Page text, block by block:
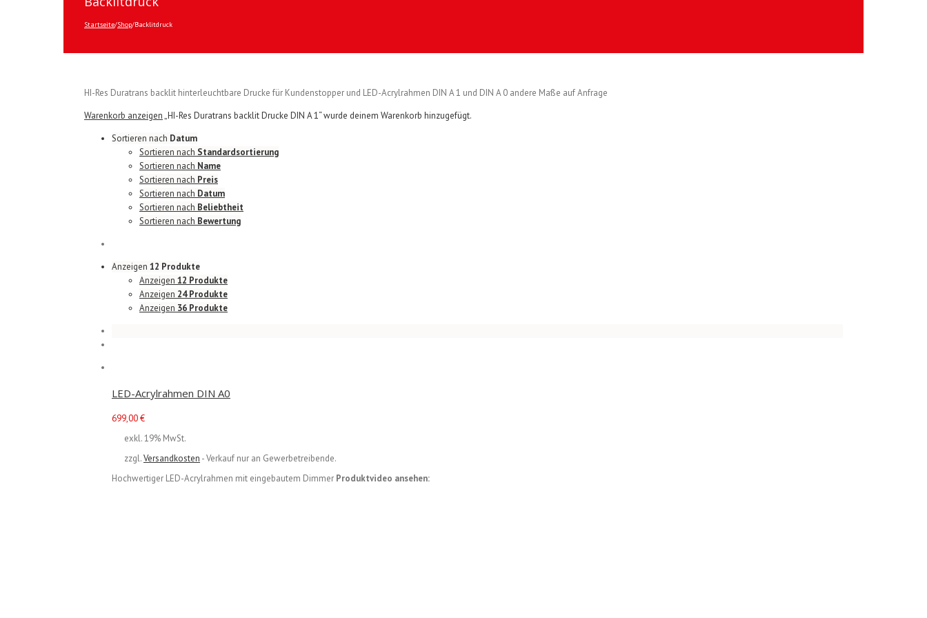
Startseite/Shop/Backlitdruck
HI-Res Duratrans backlit hinterleuchtbare Drucke für Kundenstopper und LED-Acrylrahmen DIN A 1 und DIN A 0 andere Maße auf Anfrage
Warenkorb anzeigen„HI-Res Duratrans backlit Drucke DIN A 1“ wurde deinem Warenkorb hinzugefügt.
Sortieren nach Datum
Sortieren nach Standardsortierung
Sortieren nach Name
Sortieren nach Preis
Sortieren nach Datum
Sortieren nach Beliebtheit
Sortieren nach Bewertung
Anzeigen 12 Produkte
Anzeigen 12 Produkte
Anzeigen 24 Produkte
Anzeigen 36 Produkte
LED-Acrylrahmen DIN A0
699,00€
exkl. 19% MwSt.
zzgl.Versandkosten - Verkauf nur an Gewerbetreibende.
Hochwertiger LED-Acrylrahmen mit eingebautem Dimmer Produktvideo ansehen: